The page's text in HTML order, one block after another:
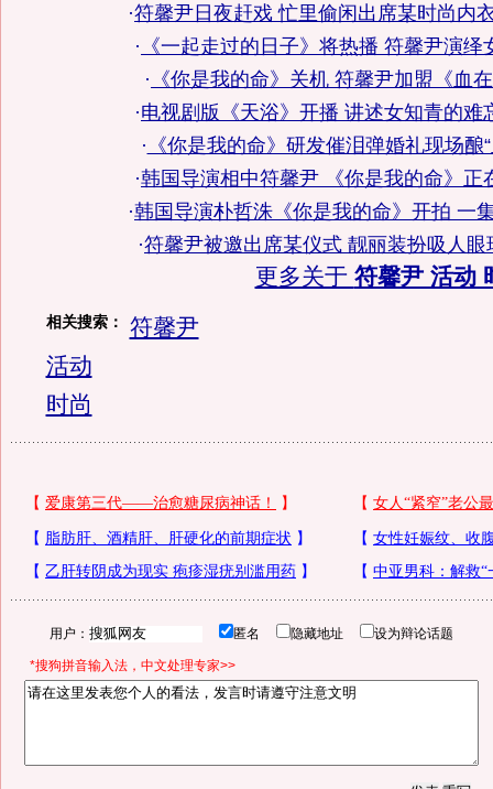
·符馨尹日夜赶戏 忙里偷闲出席某时尚内
· 《一起走过的日子》将热播 符馨尹演绎
· 《你是我的命》关机 符馨尹加盟《血
·电视剧版《天浴》开播 讲述女知青的难
· 《你是我的命》研发催泪弹婚礼现场酿
·韩国导演相中符馨尹 《你是我的命》正
·韩国导演朴哲洙《你是我的命》开拍 一
·符馨尹被邀出席某仪式 靓丽装扮吸人眼
更多关于 符馨尹 活动
相关搜索：
符馨尹
活动
时尚
用户： 匿名 隐藏地址 设为辩论话题
*搜狗拼音输入法，中文处理专家>>